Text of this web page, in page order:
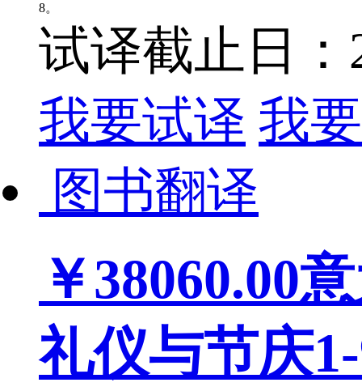
8。
试译截止日：
我要试译 我
图书翻译
￥38060.00
礼仪与节庆